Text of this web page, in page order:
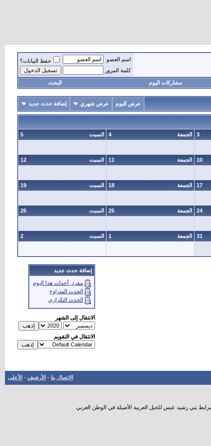
اسم العضو
حفظ البيانات؟
كلمة المرور
مشاركات اليوم البحث
عرض اليوم عرض شهري إضافة حدث جديد
3
4 الجمعة 5 السبت
10
11 الجمعة 12 السبت
17
18 الجمعة 19 السبت
24
25 الجمعة 26 السبت
31
1 الجمعة 2 السبت
إضافة حدث جديد
مفرد, أحداث هذا اليوم
الحدث المتراوح
الحدث التكراري
الانتقال إلى الشهر
الانتقال في التقويم
الاتصال بنا - الأرشيف - الأعلى
بني رشيد عبس للخيل العربية الأصيلة في الوطن العربي